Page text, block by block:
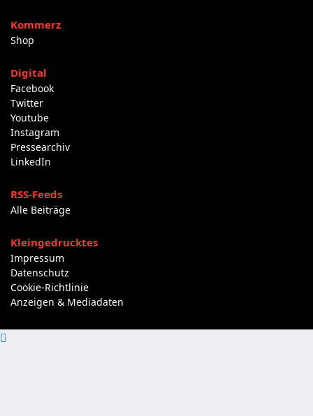
Kommerz
Shop
Digital
Facebook
Twitter
Youtube
Instagram
Pressearchiv
LinkedIn
RSS-Feeds
Alle Beiträge
Kleingedrucktes
Impressum
Datenschutz
Cookie-Richtlinie
Anzeigen & Mediadaten